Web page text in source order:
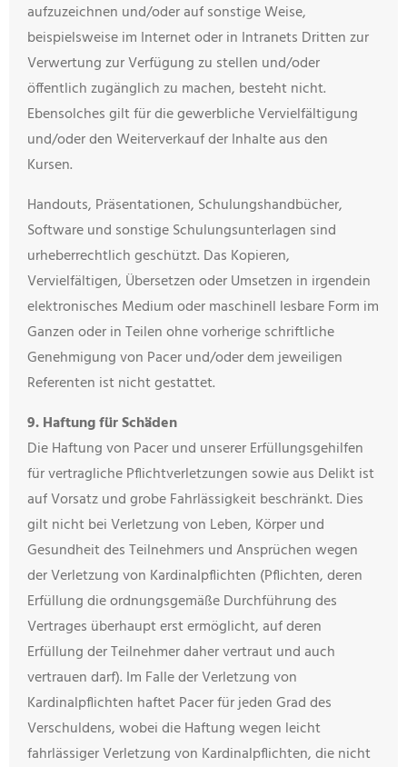
aufzuzeichnen und/oder auf sonstige Weise,
beispielsweise im Internet oder in Intranets Dritten zur
Verwertung zur Verfügung zu stellen und/oder
öffentlich zugänglich zu machen, besteht nicht.
Ebensolches gilt für die gewerbliche Vervielfältigung
und/oder den Weiterverkauf der Inhalte aus den
Kursen.
Handouts, Präsentationen, Schulungshandbücher,
Software und sonstige Schulungsunterlagen sind
urheberrechtlich geschützt. Das Kopieren,
Vervielfältigen, Übersetzen oder Umsetzen in irgendein
elektronisches Medium oder maschinell lesbare Form im
Ganzen oder in Teilen ohne vorherige schriftliche
Genehmigung von Pacer und/oder dem jeweiligen
Referenten ist nicht gestattet.
9. Haftung für Schäden
Die Haftung von Pacer und unserer Erfüllungsgehilfen
für vertragliche Pflichtverletzungen sowie aus Delikt ist
auf Vorsatz und grobe Fahrlässigkeit beschränkt. Dies
gilt nicht bei Verletzung von Leben, Körper und
Gesundheit des Teilnehmers und Ansprüchen wegen
der Verletzung von Kardinalpflichten (Pflichten, deren
Erfüllung die ordnungsgemäße Durchführung des
Vertrages überhaupt erst ermöglicht, auf deren
Erfüllung der Teilnehmer daher vertraut und auch
vertrauen darf). Im Falle der Verletzung von
Kardinalpflichten haftet Pacer für jeden Grad des
Verschuldens, wobei die Haftung wegen leicht
fahrlässiger Verletzung von Kardinalpflichten, die nicht